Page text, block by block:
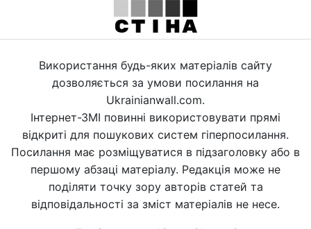
Використання будь-яких матеріалів сайту
дозволяється за умови посилання на
Ukrainianwall.com.
Інтернет-ЗМІ повинні використовувати прямі
відкриті для пошукових систем гіперпосилання.
Посилання має розміщуватися в підзаголовку або в
першому абзаці матеріалу. Редакція може не
поділяти точку зору авторів статей та
відповідальності за зміст матеріалів не несе.